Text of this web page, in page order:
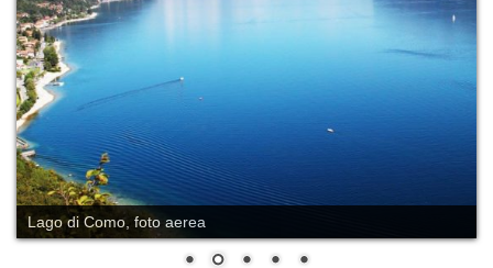
Lago di Como, foto aerea